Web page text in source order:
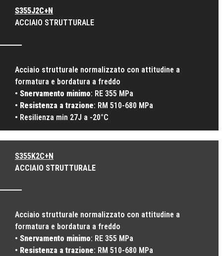
S355J2C+N
ACCIAIO STRUTTURALE
Acciaio strutturale normalizzato con attitudine a
formatura e bordatura a freddo
• Snervamento minimo: RE 355 MPa
• Resistenza a trazione: RM 510-680 MPa
• Resilienza min 27J a -20°C
S355K2C+N
ACCIAIO STRUTTURALE
Acciaio strutturale normalizzato con attitudine a
formatura e bordatura a freddo
• Snervamento minimo: RE 355 MPa
• Resistenza a trazione: RM 510-680 MPa